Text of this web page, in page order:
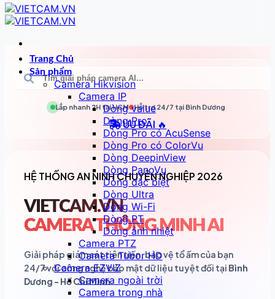
Trang Chủ
Sản phẩm
Camera Hikvision
Camera IP
Dòng value
Dòng Pro
Dòng Pro có AcuSense
Dòng Pro có ColorVu
Dòng DeepinView
Dòng PanoVu
Dòng đặc biệt
Dòng Ultra
Dòng Wi-Fi
Dòng PT
Dòng ảnh nhiệt
Camera PTZ
Camera Tubor HD
Camera EZVIZ
Camera ngoài trời
Camera trong nhà
Lắp nhanh 2H tạiHCM Hỗ trợ 24/7 tại Bình Dương
ƯU ĐÃI 🔥
HỆ THỐNG AN NINH CHUYÊN NGHIỆP 2026
VIETCAM.VN
CAMERA THÔNG MINH AI
Giải pháp giám sát tiên tiến, bảo vệ tổ ấm của bạn
24/7 với công nghệ bảo mật dữ liệu tuyệt đối tại Bình
Dương - Hồ Chí Minh.